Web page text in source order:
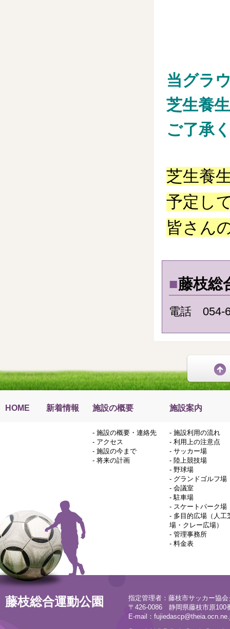
当グラ
芝生養
ご了承
芝生養
予定し
皆さん
■藤枝総
電話 054-
HOME 新着情報 施設の概要 施設案内
- 施設の概要・連絡先
- アクセス
- 施設の今まで
- 将来の計画
- 施設利用の流れ
- 利用上の注意点
- サッカー場
- 陸上競技場
- 野球場
- グランドゴルフ場
- 会議室
-駐車場
- スケートパーク場
- 多目的広場（人工
場・クレー広場）
- 管理事務所
- 料金表
藤枝総合運動公園
指定管理者：藤枝市サッカー協
〒426-0086 静岡県藤枝市原100
E-mail：